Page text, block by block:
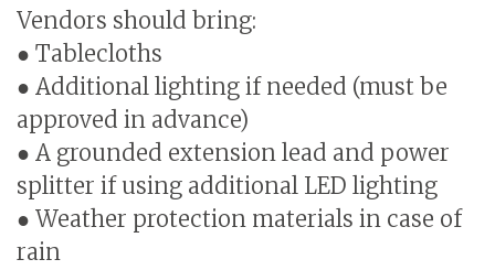
Vendors should bring:
● Tablecloths
● Additional lighting if needed (must be
approved in advance)
● A grounded extension lead and power
splitter if using additional LED lighting
● Weather protection materials in case of
rain